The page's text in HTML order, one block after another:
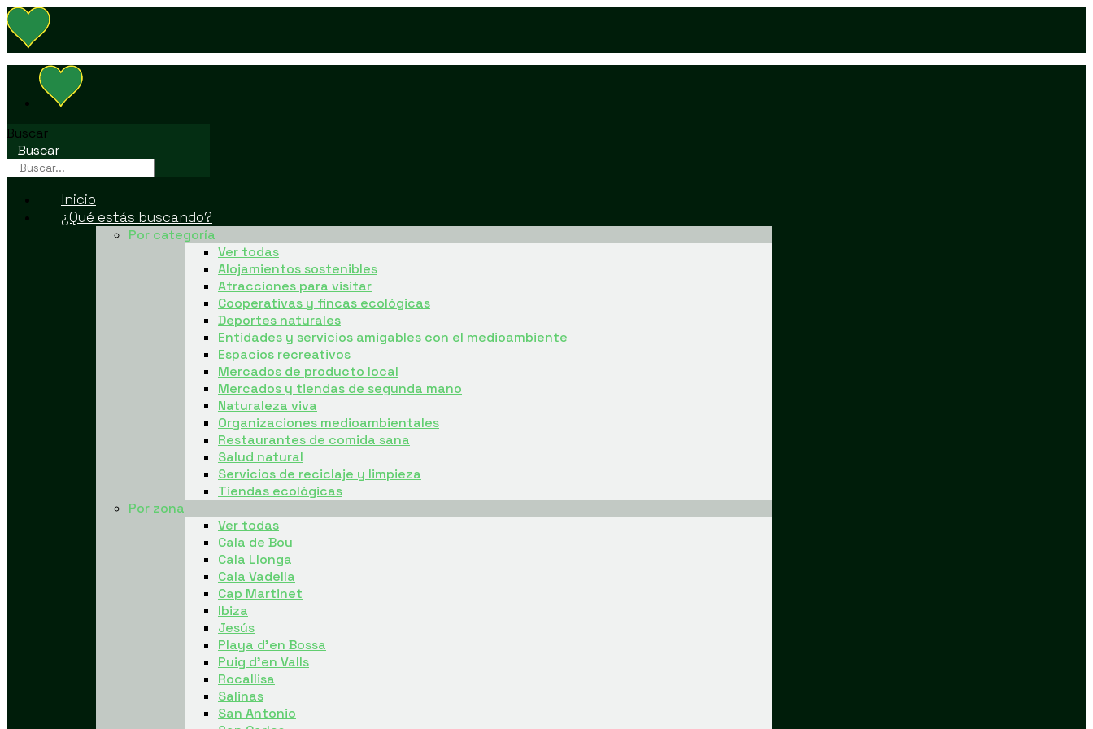
Buscar
Buscar
Inicio
¿Qué estás buscando?
Por categoría
Ver todas
Alojamientos sostenibles
Atracciones para visitar
Cooperativas y fincas ecológicas
Deportes naturales
Entidades y servicios amigables con el medioambiente
Espacios recreativos
Mercados de producto local
Mercados y tiendas de segunda mano
Naturaleza viva
Organizaciones medioambientales
Restaurantes de comida sana
Salud natural
Servicios de reciclaje y limpieza
Tiendas ecológicas
Por zona
Ver todas
Cala de Bou
Cala Llonga
Cala Vadella
Cap Martinet
Ibiza
Jesús
Playa d’en Bossa
Puig d’en Valls
Rocallisa
Salinas
San Antonio